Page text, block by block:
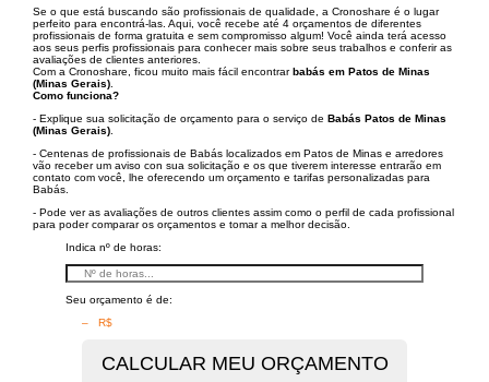
Se o que está buscando são profissionais de qualidade, a Cronoshare é o lugar
perfeito para encontrá-las. Aqui, você recebe até 4 orçamentos de diferentes
profissionais de forma gratuita e sem compromisso algum! Você ainda terá acesso
aos seus perfis profissionais para conhecer mais sobre seus trabalhos e conferir as
avaliações de clientes anteriores.
Com a Cronoshare, ficou muito mais fácil encontrarbabás em Patos de Minas
(Minas Gerais)
Como funciona?
- Explique sua solicitação de orçamento para o serviço de Babás Patos de Minas
(Minas Gerais)
- Centenas de profissionais de Babás localizados em Patos de Minas e arredores
vão receber um aviso con sua solicitação e os que tiverem interesse entrarão em
contato com você, lhe oferecendo um orçamento e tarifas personalizadas para
Babás.
- Pode ver as avaliações de outros clientes assim como o perfil de cada profissional
para poder comparar os orçamentos e tomar a melhor decisão.
Indica nº de horas:
Seu orçamento é de:
– R$